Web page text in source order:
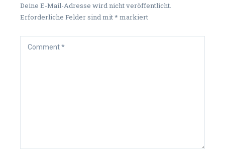
Deine E-Mail-Adresse wird nicht veröffentlicht.
Erforderliche Felder sind mit * markiert